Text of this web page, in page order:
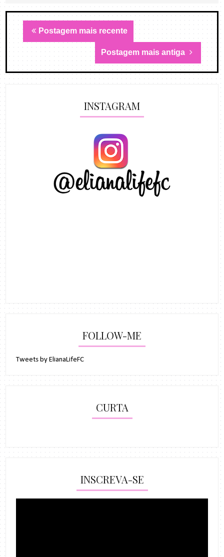
Postagem mais recente
Postagem mais antiga
INSTAGRAM
FOLLOW-ME
Tweets by ElianaLifeFC
CURTA
INSCREVA-SE